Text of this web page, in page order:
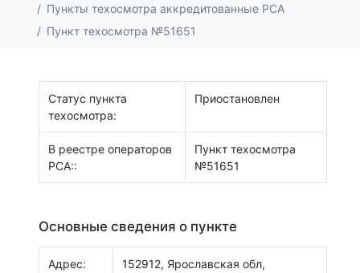
Пункты техосмотра аккредитованные РСА
Пункт техосмотра №51651
Статус пункта
техосмотра:
Приостановлен
В реестре операторов
РСА::
Пункт техосмотра
№51651
Основные сведения о пункте
Адрес:
152912, Ярославская обл,